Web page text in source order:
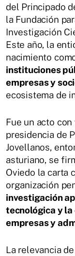
del Principado
la Fundación
Investigación
Este año, la
nacimiento
instituciones
empresas y
ecosistema de
Fue un acto
presidencia de
Jovellanos,
asturiano, se
Oviedo la carta
organización
investigación
tecnológica y
empresas y
La relevancia